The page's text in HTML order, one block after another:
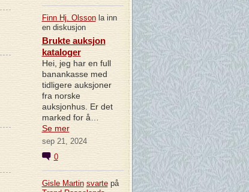
Finn Hj. Olssonla inn
en diskusjon
Brukte auksjon
kataloger
Hei, jeg har en full
banankasse med
tidligere auksjoner
fra norske
auksjonhus. Er det
marked for å…
Se mer
sep 21, 2024
0
Gisle Martin svartepå